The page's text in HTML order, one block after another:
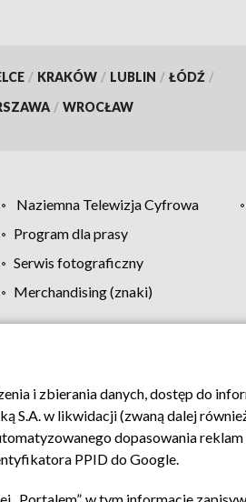
/ KRAKÓW / LUBLIN / ŁÓDŹ /
/ WROCŁAW
Naziemna Telewizja Cyfrowa
Program dla prasy
Serwis fotograficzny
Merchandising (znaki)
Biuro reklamy Kontakt
i zbierania danych, dostęp do
S.A. w likwidacji (zwaną dalej
dopasowania
PPID do Google.